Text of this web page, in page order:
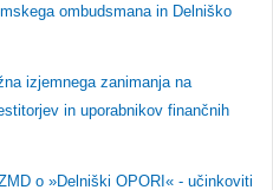
ombudsmana in Delniško
izjemnega zanimanja na
in uporabnikov finančnih
o »Delniški OPORI« - učinkoviti